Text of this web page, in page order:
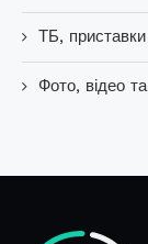
ТБ, приставки
Фото, відео